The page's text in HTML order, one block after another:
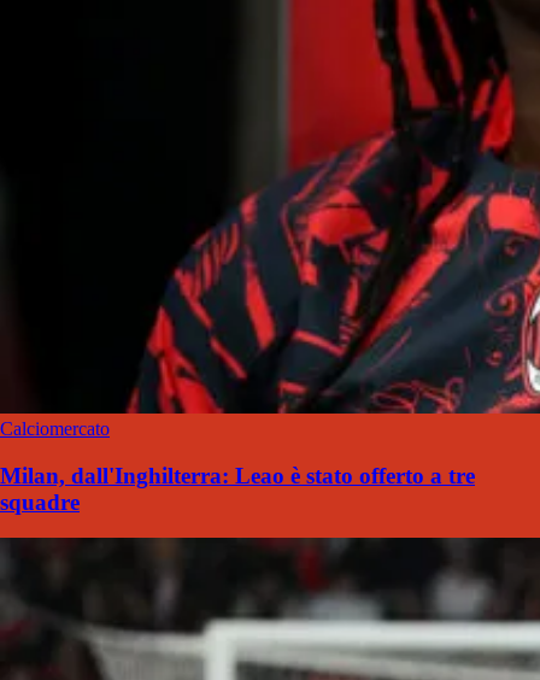
Calciomercato
Milan, dall'Inghilterra: Leao è stato offerto a tre
squadre